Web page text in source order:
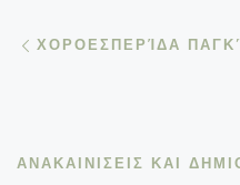
Post navigation